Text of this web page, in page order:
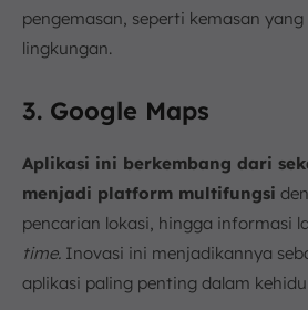
pengemasan, seperti kemasan
lingkungan.
3. Google Maps
Aplikasi ini berkembang dari
menjadi platform multifungsi
pencarian lokasi, hingga informasi
time. Inovasi ini menjadikannya
aplikasi paling penting dalam